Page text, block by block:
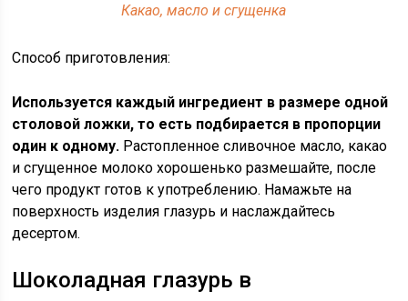
Какао, масло и сгущенка
Способ приготовления:
Используется каждый ингредиент в размере одной
столовой ложки, то есть подбирается в пропорции
один к одному. Растопленное сливочное масло, какао
и сгущенное молоко хорошенько размешайте, после
чего продукт готов к употреблению. Намажьте на
поверхность изделия глазурь и наслаждайтесь
десертом.
Шоколадная глазурь в